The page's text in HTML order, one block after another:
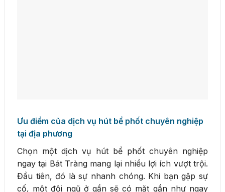
Ưu điểm của dịch vụ hút bể phốt chuyên nghiệp
tại địa phương
Chọn một dịch vụ hút bể phốt chuyên nghiệp
ngay tại Bát Tràng mang lại nhiều lợi ích vượt trội.
Đầu tiên, đó là sự nhanh chóng. Khi bạn gặp sự
cố, một đội ngũ ở gần sẽ có mặt gần như ngay